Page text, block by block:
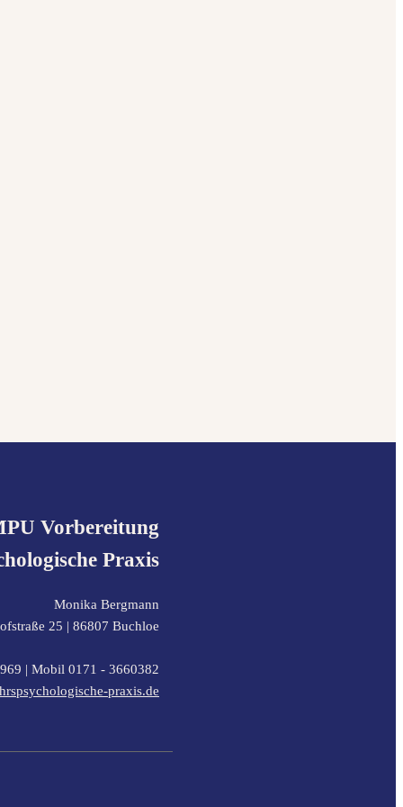
Vorbereitung
Praxis
Monika Bergmann
25 | 86807 Buchloe
| Mobil 0171 - 3660382
praxis.de